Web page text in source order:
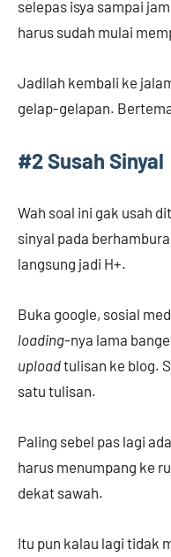
selepas isya sampai
harus sudah mulai
Jadilah kembali ke
gelap-gelapan.
#2 Susah Sinyal
Wah soal ini gak usah
sinyal pada
langsung jadi H+.
Buka google, sosial
loading-nya lama
uploadtulisan ke blog.
satu tulisan.
Paling sebel pas lagi
harus menumpang ke
dekat sawah.
Itu pun kalau lagi tidak